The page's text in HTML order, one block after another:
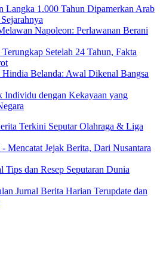
Langka 1.000 Tahun Dipamerkan Arab
Napoleon: Perlawanan Berani
Setelah 24 Tahun, Fakta
Hindia Belanda: Awal Dikenal Bangsa
Individu dengan Kekayaan yang
Terkini Seputar Olahraga & Liga
Mencatat Jejak Berita, Dari Nusantara
dan Resep Seputaran Dunia
Jurnal Berita Harian Terupdate dan